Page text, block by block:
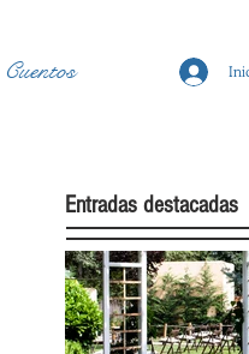
Cuentos
Entradas destacadas